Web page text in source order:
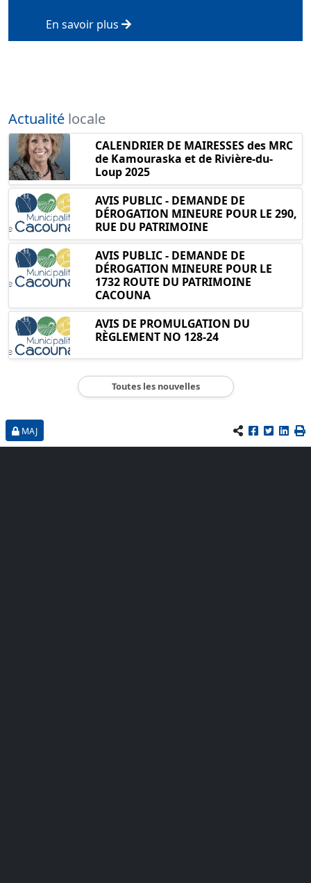
En savoir plus
Actualité locale
CALENDRIER DE MAIRESSES des MRC
de Kamouraska et de Rivière-du-
Loup 2025
AVIS PUBLIC - DEMANDE DE
DÉROGATION MINEURE POUR LE 290,
RUE DU PATRIMOINE
AVIS PUBLIC - DEMANDE DE
DÉROGATION MINEURE POUR LE
1732 ROUTE DU PATRIMOINE
CACOUNA
AVIS DE PROMULGATION DU
RÈGLEMENT NO 128-24
Toutes les nouvelles
MAJ